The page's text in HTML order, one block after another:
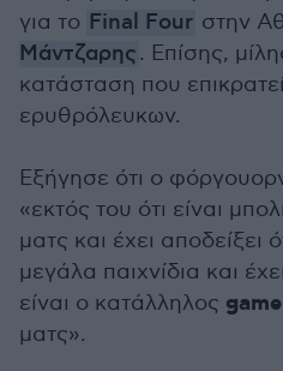
για το Final Four στην
Μάντζαρης. Επίσης,
κατάσταση που
ερυθρόλευκων.
Εξήγησε ότι ο
«εκτός του ότι είναι
ματς και έχει αποδείξει
μεγάλα παιχνίδια και
είναι ο κατάλληλος
ματς».